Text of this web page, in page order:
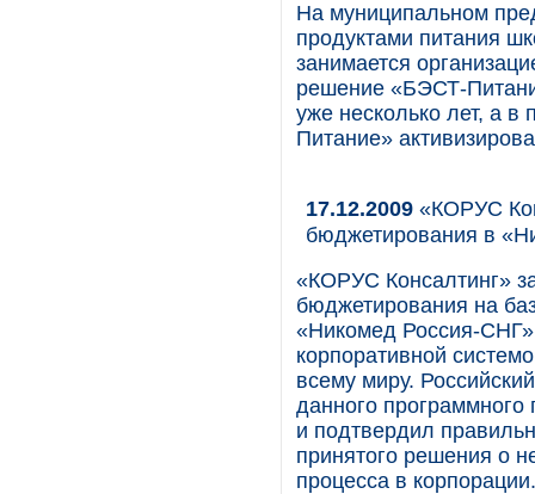
На муниципальном
продуктами питания
занимается
решение «БЭСТ-
уже несколько лет, а
Питание»
17.12.2009 «КОРУС
бюджетирования в
«КОРУС Консалтинг»
бюджетирования на
«Никомед Россия-
корпоративной
всему миру.
данного программного
и подтвердил
принятого решения о
процесса в корпорации.